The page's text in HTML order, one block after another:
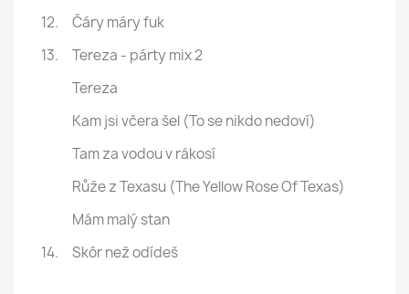
12.
Čáry máry fuk
13.
Tereza - párty mix 2
Tereza
Kam jsi včera šel (To se nikdo nedoví)
Tam za vodou v rákosí
Růže z Texasu (The Yellow Rose Of Texas)
Mám malý stan
14.
Skôr než odídeš